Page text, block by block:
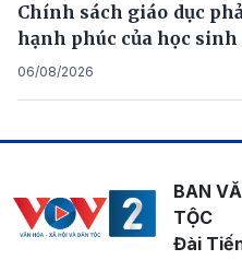
Chính sách giáo dục
hạnh phúc của học sinh
06/08/2026
BAN
TỘC
Đài